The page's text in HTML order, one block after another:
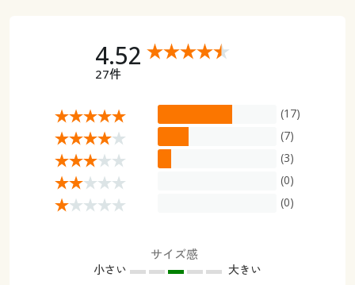
4.52
27件
(17)
(7)
(3)
(0)
(0)
サイズ感
小さい 大きい